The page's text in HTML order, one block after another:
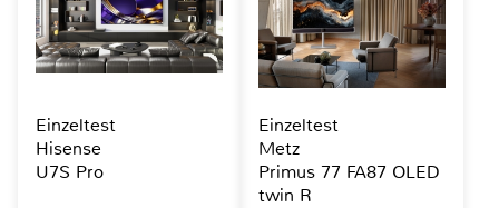
Einzeltest
Hisense
U7S Pro
Einzeltest
Metz
Primus 77 FA87 OLED
twin R